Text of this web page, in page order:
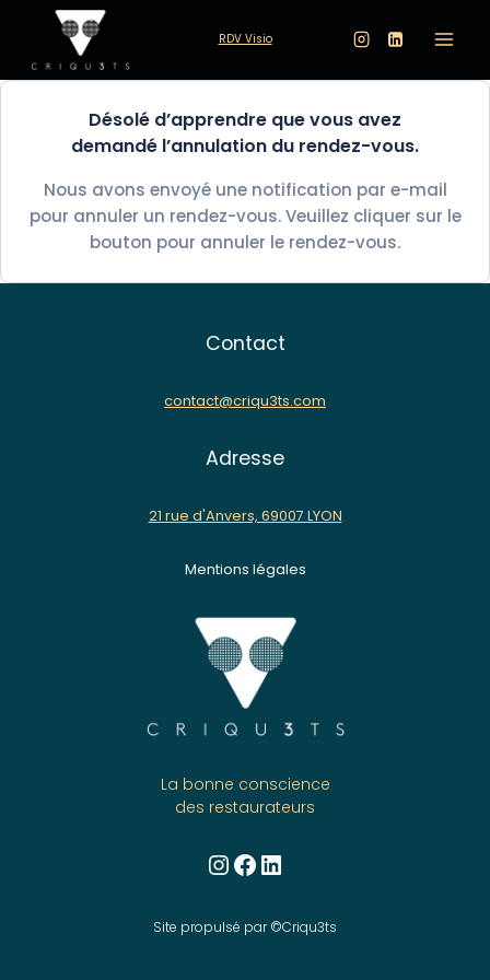
contenu
RDV Visio
Désolé d’apprendre que vous avez
demandé l’annulation du rendez-vous.
Nous avons envoyé une notification par e-mail
pour annuler un rendez-vous. Veuillez cliquer sur le
bouton pour annuler le rendez-vous.
Contact
contact@criqu3ts.com
Adresse
21 rue d'Anvers, 69007 LYON
Mentions légales
La bonne conscience
des restaurateurs
Instagram
Facebook
LinkedIn
Site propulsé par ©Criqu3ts